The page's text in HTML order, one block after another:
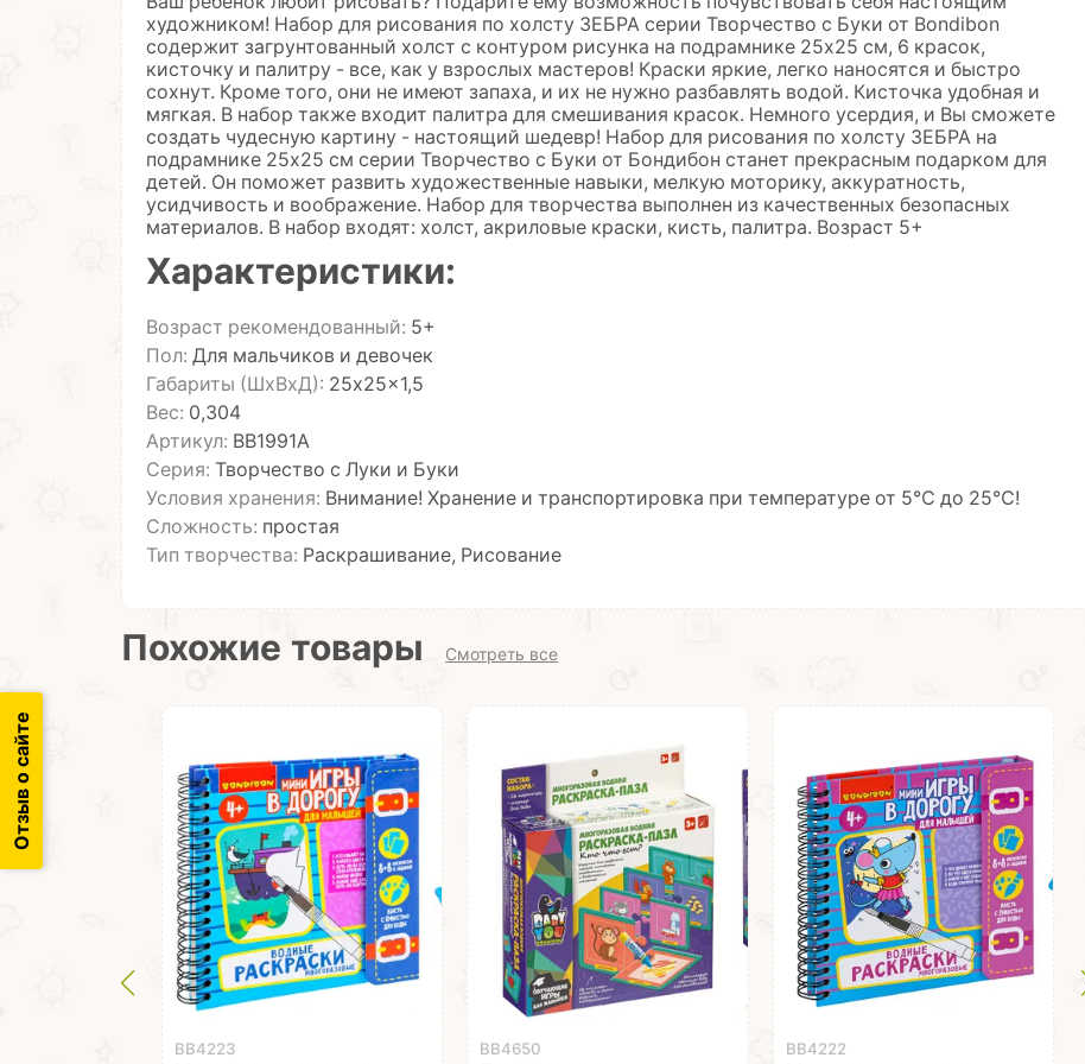
художником! Набор для рисования по холсту ЗЕБРА серии Творчество с Буки от Bondibon
содержит загрунтованный холст с контуром рисунка на подрамнике 25х25 см, 6 красок,
кисточку и палитру - все, как у взрослых мастеров! Краски яркие, легко наносятся и быстро
сохнут. Кроме того, они не имеют запаха, и их не нужно разбавлять водой. Кисточка удобная и
мягкая. В набор также входит палитра для смешивания красок. Немного усердия, и Вы сможете
создать чудесную картину - настоящий шедевр! Набор для рисования по холсту ЗЕБРА на
подрамнике 25х25 см серии Творчество с Буки от Бондибон станет прекрасным подарком для
детей. Он поможет развить художественные навыки, мелкую моторику, аккуратность,
усидчивость и воображение. Набор для творчества выполнен из качественных безопасных
материалов. В набор входят: холст, акриловые краски, кисть, палитра. Возраст 5+
Характеристики:
Возраст рекомендованный: 5+
Пол: Для мальчиков и девочек
Габариты (ШхВхД): 25x25x1,5
Вес: 0,304
Артикул: ВВ1991А
Серия: Творчество с Луки и Буки
Условия хранения: Внимание! Хранение и транспортировка при температуре от 5℃ до 25℃!
Сложность: простая
Тип творчества: Раскрашивание, Рисование
Похожие товары Смотреть все
ВВ4223 ВВ4650 ВВ4222
Отзыв о сайте